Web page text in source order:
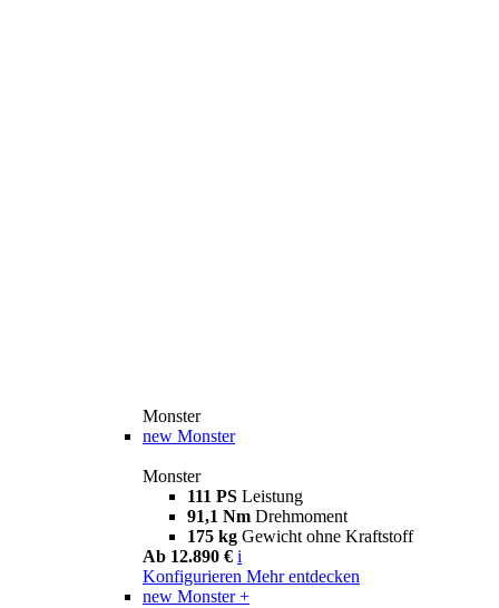
Monster
new Monster
Monster
111 PS Leistung
91,1 Nm Drehmoment
175 kg Gewicht ohne Kraftstoff
Ab 12.890 € i
Konfigurieren Mehr entdecken
new Monster +